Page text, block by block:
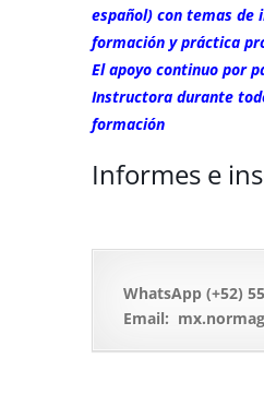
español) con temas de
formación y práctica
El apoyo continuo por
Instructora durante
formación
Informes e
WhatsApp (+52)
Email: